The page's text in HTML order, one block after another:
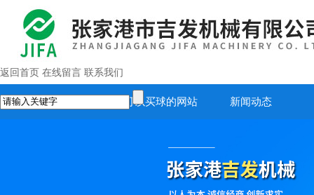
返回首页 在线留言 联系我们
首页 正规可以买球的网站 新闻动态